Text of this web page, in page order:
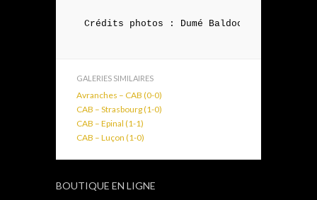
Crédits photos : Dumé Baldocchi
GALERIES SIMILAIRES
Avranches – CAB (0-0)
CAB – Strasbourg (1-0)
CAB – Epinal (1-1)
CAB – Luçon (1-0)
BOUTIQUE EN LIGNE